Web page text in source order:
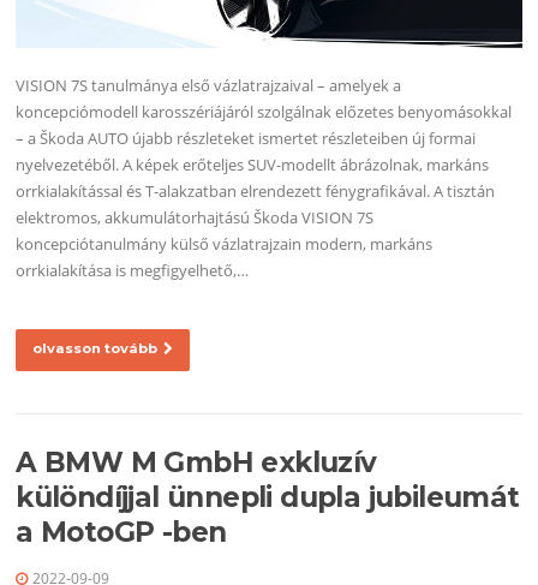
VISION 7S tanulmánya első vázlatrajzaival – amelyek a
koncepciómodell karosszériájáról szolgálnak előzetes benyomásokkal
– a Škoda AUTO újabb részleteket ismertet részleteiben új formai
nyelvezetéből. A képek erőteljes SUV-modellt ábrázolnak, markáns
orrkialakítással és T-alakzatban elrendezett fénygrafikával. A tisztán
elektromos, akkumulátorhajtású Škoda VISION 7S
koncepciótanulmány külső vázlatrajzain modern, markáns
orrkialakítása is megfigyelhető,…
olvasson tovább
A BMW M GmbH exkluzív
különdíjjal ünnepli dupla jubileumát
a MotoGP -ben
2022-09-09